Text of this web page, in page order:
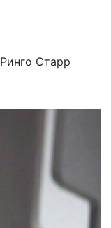
Ринго Старр